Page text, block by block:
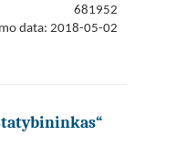
681952
data: 2018-05-02